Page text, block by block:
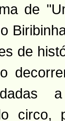
de
de
circo,